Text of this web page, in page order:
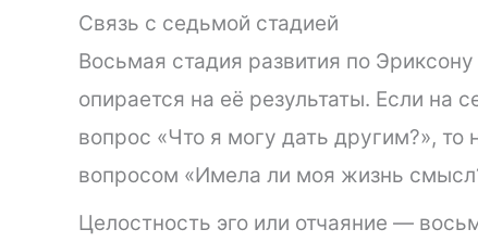
Связь с седьмой стадией
Восьмая стадия развития по
опирается на её результаты. Если на
вопрос «Что я могу дать другим?»,
вопросом «Имела ли моя жизнь
Целостность эго или отчаяние —